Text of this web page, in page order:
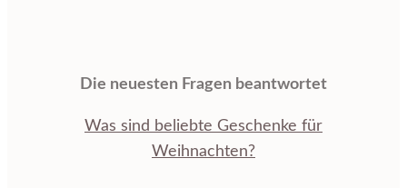
Die neuesten Fragen beantwortet
Was sind beliebte Geschenke für
Weihnachten?